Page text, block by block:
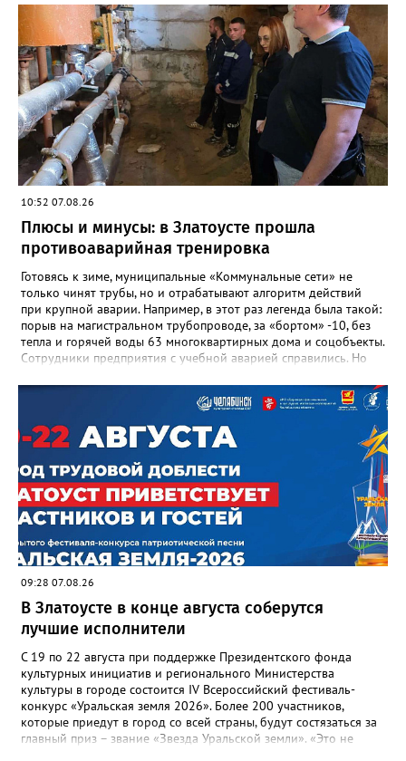
«Благодаря её мудрому руководству в школе сформировался
сильный педагогический коллектив, объединённый общими
ценностями и любовью к своему делу. Для многих Галина
Ивановна навсегда останется не только талантливым
руководителем, но и настоящим Учителем с большой буквы», -
говорится в сообществе школы №23 во ВКонтакте. Свои
соболезнования семье Галины Ивановны выразил глава
Златоуста Олег Решетников. «Её вклад зафиксирован в
важнейших документах школы, но главное - он остался в
людях: в тех учителях, которых она поддержала, в тех
учениках, которых она вдохновила. Заслуженный учитель РФ,
«Отличник народного просвещения», обладатель медали «За
доблестный труд», Галина Ивановна оставила не только
награды и документы, но и работающий, живой механизм
школы, который продолжает жить её принципами», - говорится
в некрологе.
10:52 07.08.26
Плюсы и минусы: в Златоусте прошла
противоаварийная тренировка
Готовясь к зиме, муниципальные «Коммунальные сети» не
только чинят трубы, но и отрабатывают алгоритм действий
при крупной аварии. Например, в этот раз легенда была такой:
порыв на магистральном трубопроводе, за «бортом» -10, без
тепла и горячей воды 63 многоквартирных дома и соцобъекты.
Сотрудники предприятия с учебной аварией справились. Но
отметили и недочёты. «Например, управляющие компании
несвоевременно приняли меры для предотвращения
“перемерзания” общей домовой тепловой сети
многоквартирного дома, отсутствовало взаимодействие с
ресурсоснабжающей организацией, ЕДДС и иными службами»,
— сообщила начальник Главного управления ГЖИ Ирина
Настенко. В следующий раз, рекомендовали в
Госжилинспекции, службы должны действовать слаженно. И
оперативно делиться информацией со всеми
заинтересованными – от поставщика тепла до конечных
потребителей.
09:28 07.08.26
В Златоусте в конце августа соберутся
лучшие исполнители
С 19 по 22 августа при поддержке Президентского фонда
культурных инициатив и регионального Министерства
культуры в городе состоится IV Всероссийский фестиваль-
конкурс «Уральская земля 2026». Более 200 участников,
которые приедут в город со всей страны, будут состязаться за
главный приз – звание «Звезда Уральской земли». «Это не